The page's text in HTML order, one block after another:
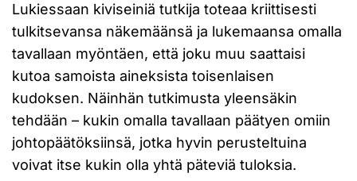
Lukiessaan kiviseiniä tutkija toteaa kriittisesti
tulkitsevansa näkemäänsä ja lukemaansa omalla
tavallaan myöntäen, että joku muu saattaisi
kutoa samoista aineksista toisenlaisen
kudoksen. Näinhän tutkimusta yleensäkin
tehdään – kukin omalla tavallaan päätyen omiin
johtopäätöksiinsä, jotka hyvin perusteltuina
voivat itse kukin olla yhtä päteviä tuloksia.